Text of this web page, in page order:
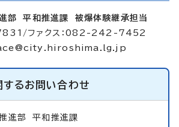
部 平和推進課 被爆体験継承担当
ファクス：082-242-7452
するお問い合わせ
推進部平和推進課